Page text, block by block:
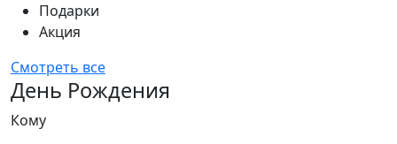
Подарки
Акция
Смотреть все
День Рождения
Кому